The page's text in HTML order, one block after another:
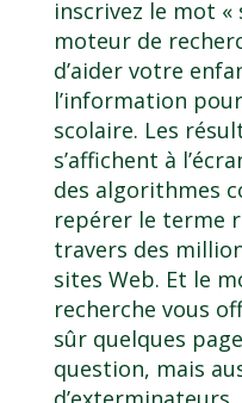
inscrivez le mot «
moteur de
d’aider votre
l’information
scolaire. Les
s’affichent à
des algorithmes
repérer le terme
travers des
sites Web. Et le
recherche vous
sûr quelques
question, mais